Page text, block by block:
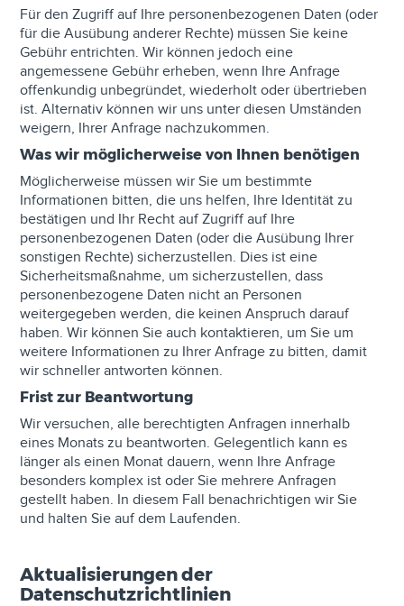
Für den Zugriff auf Ihre personenbezogenen Daten (oder
für die Ausübung anderer Rechte) müssen Sie keine
Gebühr entrichten. Wir können jedoch eine
angemessene Gebühr erheben, wenn Ihre Anfrage
offenkundig unbegründet, wiederholt oder übertrieben
ist. Alternativ können wir uns unter diesen Umständen
weigern, Ihrer Anfrage nachzukommen.
Was wir möglicherweise von Ihnen benötigen
Möglicherweise müssen wir Sie um bestimmte
Informationen bitten, die uns helfen, Ihre Identität zu
bestätigen und Ihr Recht auf Zugriff auf Ihre
personenbezogenen Daten (oder die Ausübung Ihrer
sonstigen Rechte) sicherzustellen. Dies ist eine
Sicherheitsmaßnahme, um sicherzustellen, dass
personenbezogene Daten nicht an Personen
weitergegeben werden, die keinen Anspruch darauf
haben. Wir können Sie auch kontaktieren, um Sie um
weitere Informationen zu Ihrer Anfrage zu bitten, damit
wir schneller antworten können.
Frist zur Beantwortung
Wir versuchen, alle berechtigten Anfragen innerhalb
eines Monats zu beantworten. Gelegentlich kann es
länger als einen Monat dauern, wenn Ihre Anfrage
besonders komplex ist oder Sie mehrere Anfragen
gestellt haben. In diesem Fall benachrichtigen wir Sie
und halten Sie auf dem Laufenden.
Aktualisierungen der
Datenschutzrichtlinien